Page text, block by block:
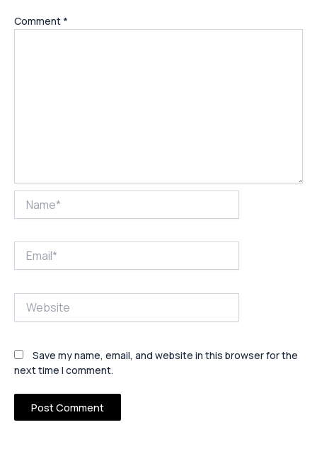
Comment *
Save my name, email, and website in this browser for the
next time I comment.